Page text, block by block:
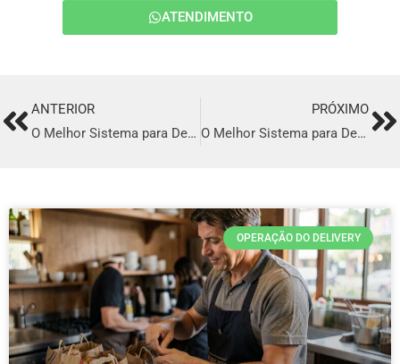
ATENDIMENTO
PrevANTERIOR
O Melhor Sistema para Delivery em Osasco
PRÓXIMO
O Melhor Sistema para Delivery em São José Dos Campos
OPERAÇÃO DO DELIVERY